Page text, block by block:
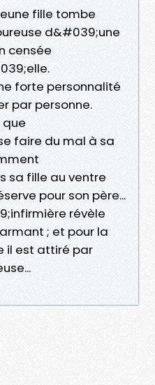
fille tombe
d&#039;une
censée
forte personnalité
par personne.
faire du mal à sa
sa fille au ventre
pour son père...
révèle
; et pour la
il est attiré par